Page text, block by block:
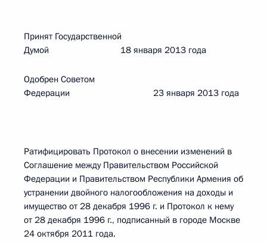
Принят Государственной
Думой 18 января 2013 года
Одобрен Советом
Федерации 23 января 2013 года
Ратифицировать Протокол о внесении изменений в
Соглашение между Правительством Российской
Федерации и Правительством Республики Армения об
устранении двойного налогообложения на доходы и
имущество от 28 декабря 1996 г. и Протокол к нему
от 28 декабря 1996 г., подписанный в городе Москве
24 октября 2011 года.